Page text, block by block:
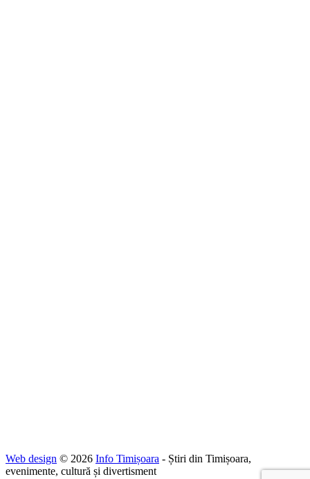
Web design © 2026 Info Timișoara - Știri din Timișoara,
evenimente, cultură și divertisment